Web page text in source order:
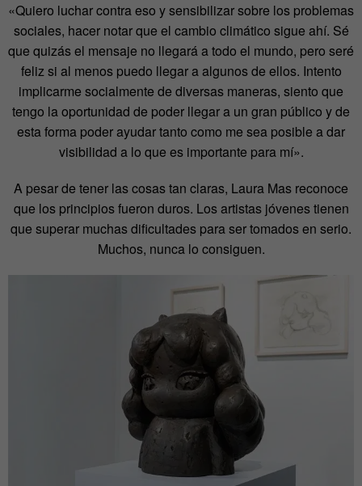
«Quiero luchar contra eso y sensibilizar sobre los problemas
sociales, hacer notar que el cambio climático sigue ahí. Sé
que quizás el mensaje no llegará a todo el mundo, pero seré
feliz si al menos puedo llegar a algunos de ellos. Intento
implicarme socialmente de diversas maneras, siento que
tengo la oportunidad de poder llegar a un gran público y de
esta forma poder ayudar tanto como me sea posible a dar
visibilidad a lo que es importante para mí».
A pesar de tener las cosas tan claras, Laura Mas reconoce
que los principios fueron duros. Los artistas jóvenes tienen
que superar muchas dificultades para ser tomados en serio.
Muchos, nunca lo consiguen.